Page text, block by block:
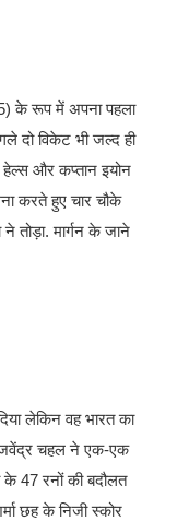
के रूप में अपना पहला
दो विकेट भी जल्द ही
और कप्तान इयोन
करते हुए चार चौके
तोड़ा. मार्गन के जाने
लेकिन वह भारत का
चहल ने एक-एक
के 47 रनों की बदौलत
छह के निजी स्कोर